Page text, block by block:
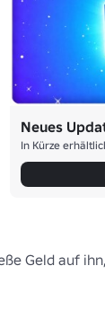
Neues
In Kürze
Geld auf